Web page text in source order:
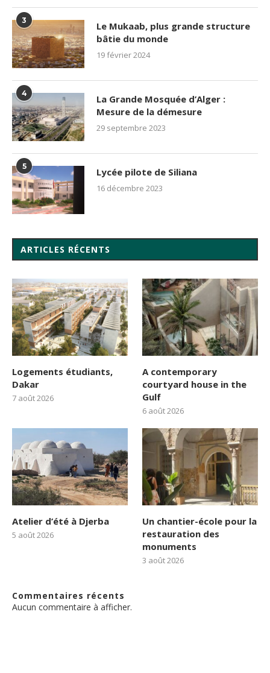
3
Le Mukaab, plus grande structure
bâtie du monde
19 février 2024
4
La Grande Mosquée d’Alger :
Mesure de la démesure
29 septembre 2023
5 Lycée pilote de Siliana
16 décembre 2023
ARTICLES RÉCENTS
Logements étudiants,
Dakar
7 août 2026
A contemporary
courtyard house in the
Gulf
6 août 2026
Atelier d’été à Djerba
5 août 2026
Un chantier-école pour la
restauration des
monuments
3 août 2026
Commentaires récents
Aucun commentaire à afficher.